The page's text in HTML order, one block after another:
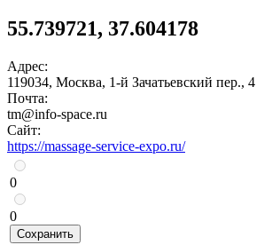
55.739721, 37.604178
Адрес:
119034, Москва, 1-й Зачатьевский пер., 4
Почта:
tm@info-space.ru
Сайт:
https://massage-service-expo.ru/
0
0
Сохранить